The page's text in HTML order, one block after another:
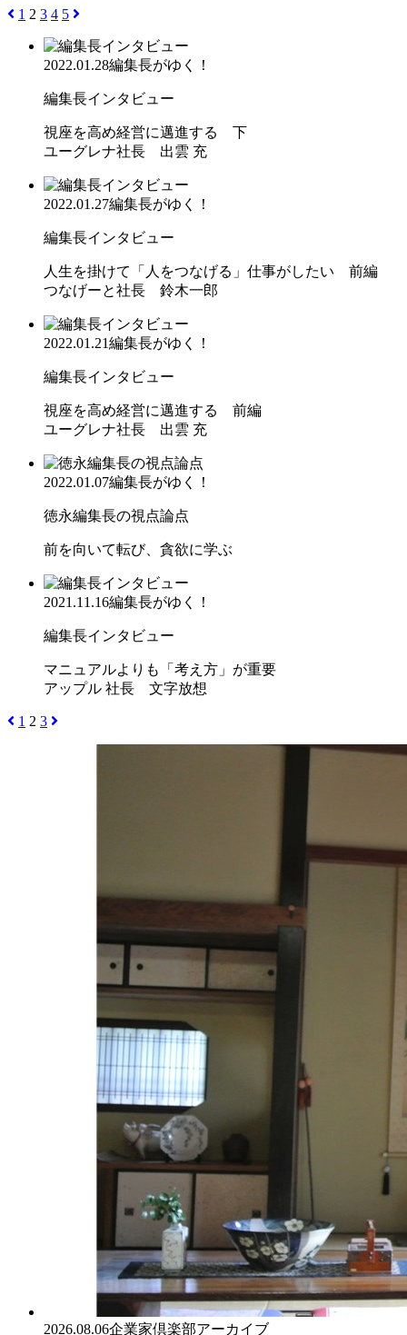
1 2 3 4 5
2022.01.28編集長がゆく！
編集長インタビュー
視座を高め経営に邁進する 下
ユーグレナ社長 出雲 充
2022.01.27編集長がゆく！
編集長インタビュー
人生を掛けて「人をつなげる」仕事がしたい 前編
つなげーと社長 鈴木一郎
2022.01.21編集長がゆく！
編集長インタビュー
視座を高め経営に邁進する 前編
ユーグレナ社長 出雲 充
2022.01.07編集長がゆく！
徳永編集長の視点論点
前を向いて転び、貪欲に学ぶ
2021.11.16編集長がゆく！
編集長インタビュー
マニュアルよりも「考え方」が重要
アップル 社長 文字放想
1 2 3
2026.08.06企業家倶楽部アーカイブ